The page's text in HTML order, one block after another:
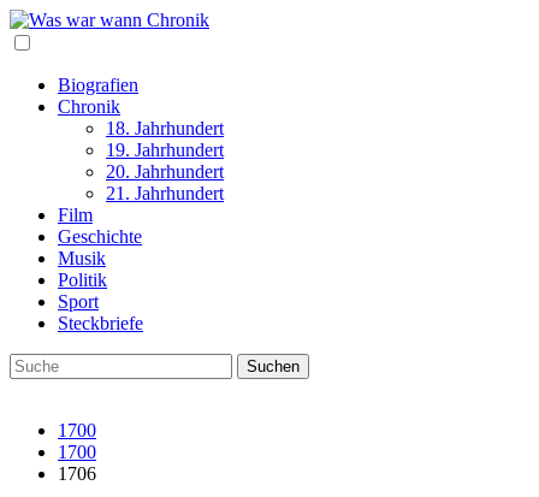
Biografien
Chronik
18. Jahrhundert
19. Jahrhundert
20. Jahrhundert
21. Jahrhundert
Film
Geschichte
Musik
Politik
Sport
Steckbriefe
1700
1700
1706